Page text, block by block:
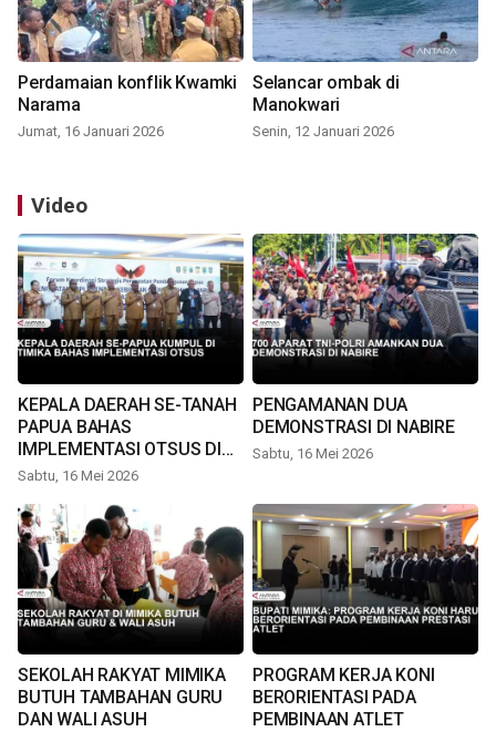
Perdamaian konflik Kwamki
Narama
Jumat, 16 Januari 2026
Selancar ombak di
Manokwari
Senin, 12 Januari 2026
Video
KEPALA DAERAH SE-TANAH
PAPUA BAHAS
IMPLEMENTASI OTSUS DI
TIMIKA
Sabtu, 16 Mei 2026
PENGAMANAN DUA
DEMONSTRASI DI NABIRE
Sabtu, 16 Mei 2026
SEKOLAH RAKYAT MIMIKA
BUTUH TAMBAHAN GURU
DAN WALI ASUH
PROGRAM KERJA KONI
BERORIENTASI PADA
PEMBINAAN ATLET